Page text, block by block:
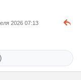
2026 07:13